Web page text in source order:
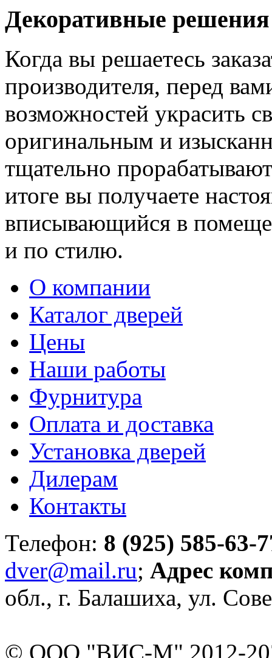
Декоративные решения
Когда вы решаетесь
производителя, перед
возможностей украсить
оригинальным и
тщательно
итоге вы получаете
вписывающийся в
и по стилю.
О компании
Каталог дверей
Цены
Наши работы
Фурнитура
Оплата и доставка
Установка дверей
Дилерам
Контакты
Телефон: 8 (925) 585-63-
dver@mail.ru; Адрес
обл., г. Балашиха, ул.
© ООО "ВИС-М" 2012-